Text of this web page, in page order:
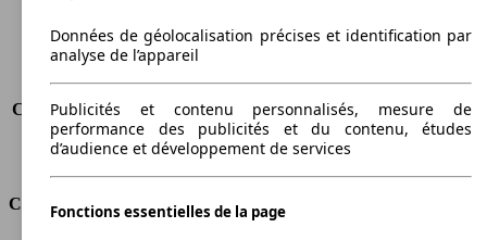
Émissions de CO2*
-
Consommation (ville)
Consommation (route)
-
Consommation (combinée)* -
Classe d'émissions
Euro 5
Capacité du réservoir
60 l
Classes d'assurance
Données de géolocalisation précises et identification par
analyse de l’appareil
Publicités et contenu personnalisés, mesure de
performance des publicités et du contenu, études
d’audience et développement de services
Fonctions essentielles de la page